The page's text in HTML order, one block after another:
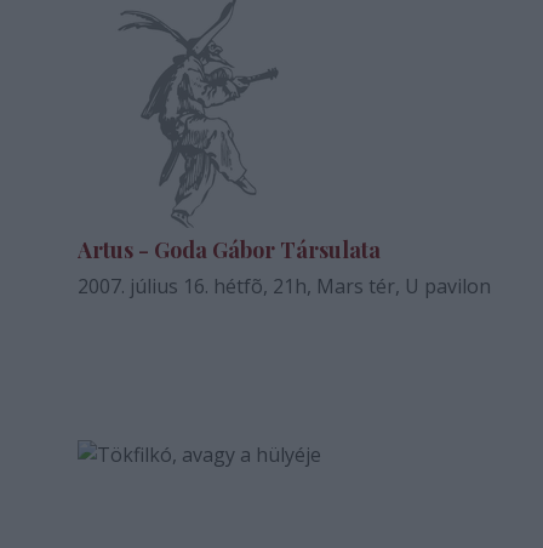
Artus - Goda Gábor Társulata
2007. július 16. hétfõ, 21h, Mars tér, U pavilon